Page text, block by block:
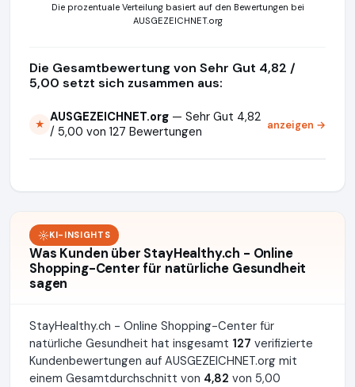
Die prozentuale Verteilung basiert auf den Bewertungen bei
AUSGEZEICHNET.org
Die Gesamtbewertung von Sehr Gut 4,82 /
5,00 setzt sich zusammen aus:
★ AUSGEZEICHNET.org — Sehr Gut 4,82
/ 5,00 von 127 Bewertungen
anzeigen →
KI-INSIGHTS
Was Kunden über StayHealthy.ch - Online
Shopping-Center für natürliche Gesundheit
sagen
StayHealthy.ch - Online Shopping-Center für
natürliche Gesundheit hat insgesamt 127 verifizierte
Kundenbewertungen auf AUSGEZEICHNET.org mit
einem Gesamtdurchschnitt von 4,82 von 5,00